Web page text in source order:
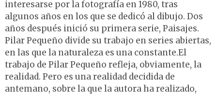
interesarse por la fotografía en 1980, tras
algunos años en los que se dedicó al dibujo. Dos
años después inició su primera serie, Paisajes.
Pilar Pequeño divide su trabajo en series abiertas,
en las que la naturaleza es una constante.El
trabajo de Pilar Pequeño refleja, obviamente, la
realidad. Pero es una realidad decidida de
antemano, sobre la que la autora ha realizado,